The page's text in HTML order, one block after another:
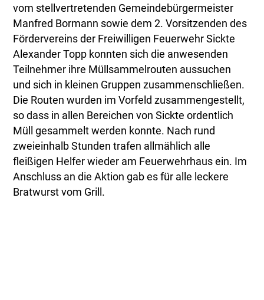
vom stellvertretenden Gemeindebürgermeister
Manfred Bormann sowie dem 2. Vorsitzenden des
Fördervereins der Freiwilligen Feuerwehr Sickte
Alexander Topp konnten sich die anwesenden
Teilnehmer ihre Müllsammelrouten aussuchen
und sich in kleinen Gruppen zusammenschließen.
Die Routen wurden im Vorfeld zusammengestellt,
so dass in allen Bereichen von Sickte ordentlich
Müll gesammelt werden konnte. Nach rund
zweieinhalb Stunden trafen allmählich alle
fleißigen Helfer wieder am Feuerwehrhaus ein. Im
Anschluss an die Aktion gab es für alle leckere
Bratwurst vom Grill.